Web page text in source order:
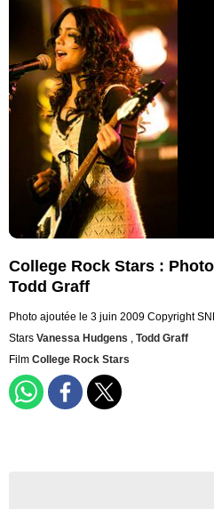
College Rock Stars :
Todd Graff
Photo ajoutée le 3 juin 2009 Copyright
Stars Vanessa Hudgens , Todd Graff
Film College Rock Stars